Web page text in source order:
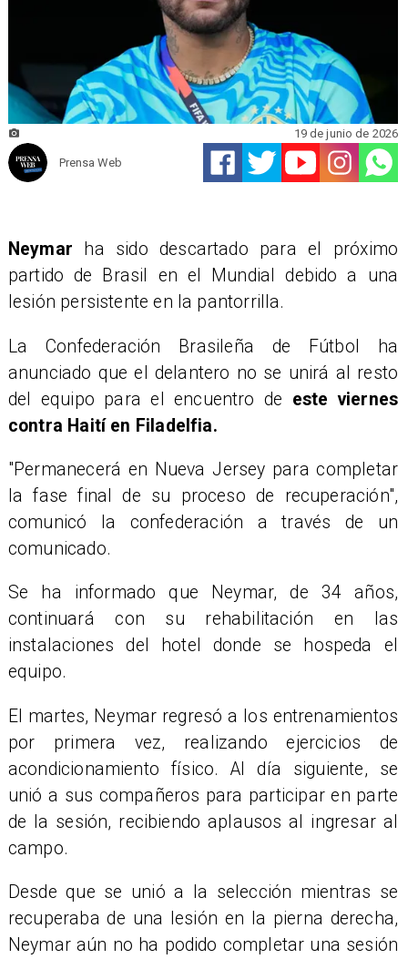
Prensa Web
19 de junio de 2026
Neymar ha sido descartado para el próximo
partido de Brasil en el Mundial debido a una
lesión persistente en la pantorrilla.
La Confederación Brasileña de Fútbol ha
anunciado que el delantero no se unirá al resto
del equipo para el encuentro de este viernes
contra Haití en Filadelfia.
"Permanecerá en Nueva Jersey para completar
la fase final de su proceso de recuperación",
comunicó la confederación a través de un
comunicado.
Se ha informado que Neymar, de 34 años,
continuará con su rehabilitación en las
instalaciones del hotel donde se hospeda el
equipo.
El martes, Neymar regresó a los entrenamientos
por primera vez, realizando ejercicios de
acondicionamiento físico. Al día siguiente, se
unió a sus compañeros para participar en parte
de la sesión, recibiendo aplausos al ingresar al
campo.
Desde que se unió a la selección mientras se
recuperaba de una lesión en la pierna derecha,
Neymar aún no ha podido completar una sesión